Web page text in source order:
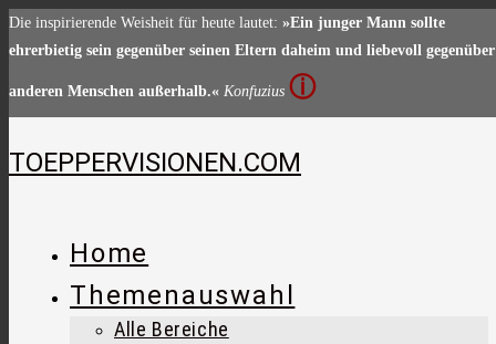
Zum
Inhalt
Die inspirierende Weisheit für heute lautet: »Ein junger Mann sollte
ehrerbietig sein gegenüber seinen Eltern daheim und liebevoll gegenüber
anderen Menschen außerhalb.« Konfuzius ⓘ
TOEPPERVISIONEN.COM
Home
Themenauswahl
Alle Bereiche